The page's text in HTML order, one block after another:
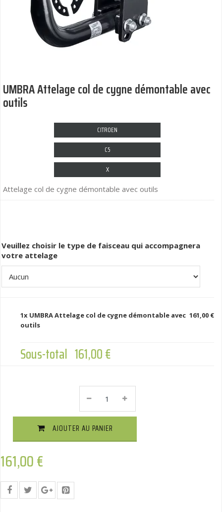
UMBRA Attelage col de cygne démontable avec
outils
CITROEN
C5
X
Attelage col de cygne démontable avec outils
Veuillez choisir le type de faisceau qui accompagnera
votre attelage
1x UMBRA Attelage col de cygne démontable avec
outils
161,00 €
Sous-total 161,00 €
Attelage
Col
De
Cygne
Démontable
AJOUTER AU PANIER
161,00€